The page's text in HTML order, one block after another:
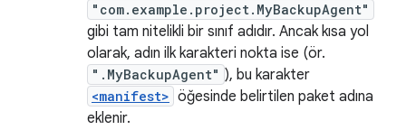
"com.example.project.MyBackupAgent"
gibi tam nitelikli bir sınıf adıdır. Ancak kısa yol
olarak, adın ilk karakteri nokta ise (ör.
".MyBackupAgent" ), bu karakter
<manifest> öğesinde belirtilen paket adına
eklenir.